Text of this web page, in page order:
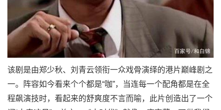
该剧是由郑少秋、刘青云领衔一众戏骨演绎的港片巅峰剧之
一。阵容如今看来个个都是“咖”，当连每一个配角都是在全
程飙演技时，看起来的舒爽度不言而喻，此片创造出了一个